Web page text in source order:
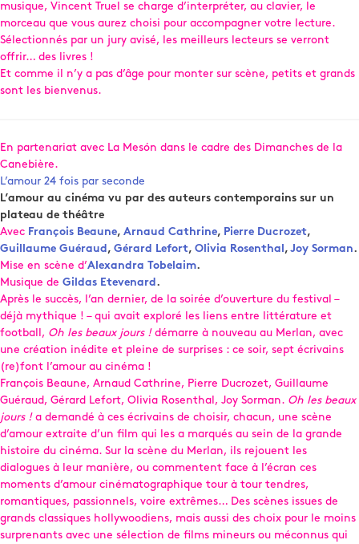
musique, Vincent Truel se charge d’interpréter, au clavier, le
morceau que vous aurez choisi pour accompagner votre lecture.
Sélectionnés par un jury avisé, les meilleurs lecteurs se verront
offrir… des livres !
Et comme il n’y a pas d’âge pour monter sur scène, petits et grands
sont les bienvenus.
En partenariat avec La Mesón dans le cadre des Dimanches de la
Canebière.
L’amour 24 fois par seconde
L’amour au cinéma vu par des auteurs contemporains sur un
plateau de théâtre
Avec François Beaune, Arnaud Cathrine, Pierre Ducrozet,
Guillaume Guéraud, Gérard Lefort, Olivia Rosenthal, Joy Sorman.
Mise en scène d’Alexandra Tobelaim.
Musique de Gildas Etevenard.
Après le succès, l’an dernier, de la soirée d’ouverture du festival –
déjà mythique ! – qui avait exploré les liens entre littérature et
football, Oh les beaux jours !démarre à nouveau au Merlan, avec
une création inédite et pleine de surprises : ce soir, sept écrivains
(re)font l’amour au cinéma !
François Beaune, Arnaud Cathrine, Pierre Ducrozet, Guillaume
Guéraud, Gérard Lefort, Olivia Rosenthal, Joy Sorman. Oh les beaux
jours !a demandé à ces écrivains de choisir, chacun, une scène
d’amour extraite d’un film qui les a marqués au sein de la grande
histoire du cinéma. Sur la scène du Merlan, ils rejouent les
dialogues à leur manière, ou commentent face à l’écran ces
moments d’amour cinématographique tour à tour tendres,
romantiques, passionnels, voire extrêmes… Des scènes issues de
grands classiques hollywoodiens, mais aussi des choix pour le moins
surprenants avec une sélection de films mineurs ou méconnus qui